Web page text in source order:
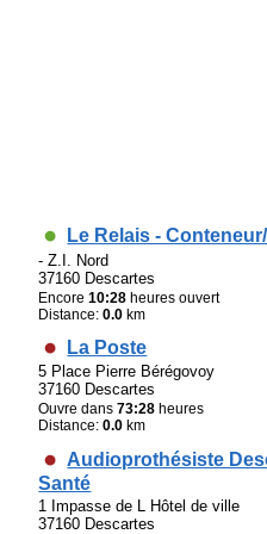
Le Relais -
- Z.I. Nord
37160 Descartes
Encore10:28 heures ouvert
Distance:0.0 km
La Poste
5 Place Pierre Bérégovoy
37160 Descartes
Ouvre dans73:28 heures
Distance:0.0 km
Audioprothésiste
Santé
1 Impasse de L Hôtel de ville
37160 Descartes